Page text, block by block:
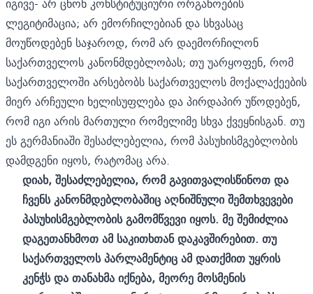
ლეგიტიმაცია; არ ემორჩილებიან და სხვასაც
მოუწოდებენ საჯაროდ, რომ არ დაემორჩილონ
საქართველოს კანონმდებლობას; თუ უარყოფენ, რომ
საქართველოში არსებობს საქართველოს მოქალაქეების
მიერ არჩეული ხელისუფლება და პირდაპირ უწოდებენ,
რომ იგი არის მართული რომელიმე სხვა ქვეყნისგან. თუ
ეს გერმანიაში შესაძლებელია, რომ პასუხისმგებლობის
დამდგენი იყოს, რატომაც არა.
დიახ, შესაძლებელია, რომ გავითვალისწინოთ და
ჩვენს კანონმდებლობაშიც აღნიშნული შემთხვევები
პასუხისმგებლობის გამომწვევი იყოს. მე შემიძლია
დაგეთანხმოთ ამ საკითხთან დაკავშირებით. თუ
საქართველოს პარლამენტიც ამ დათქმით უყრის
კენჭს და თანახმა იქნება, მეორე მოსმენის